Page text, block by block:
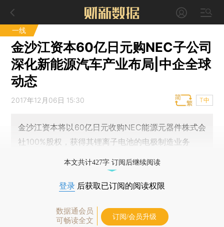
一线
金沙江资本60亿日元购NEC子公司
深化新能源汽车产业布局|中企全球
动态
2017年12月06日 15:30 T中
金沙江资本将以60亿日元收购NEC能源元器件株式会
社100%股权，获得其锂离子电池的电极制造业务
本文共计427字 订阅后继续阅读
登录 后获取已订阅的阅读权限
数据通会员
可畅读全文
订阅/会员升级